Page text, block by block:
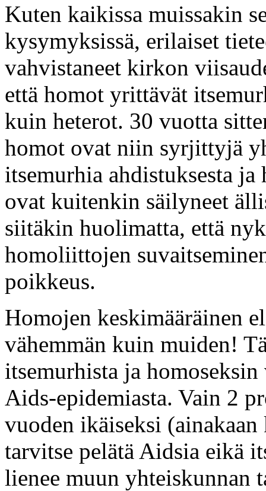
Kuten kaikissa muissakin
kysymyksissä, erilaiset
vahvistaneet kirkon
että homot yrittävät
kuin heterot. 30 vuotta
homot ovat niin syrjittyjä
itsemurhia ahdistuksesta
ovat kuitenkin säilyneet
siitäkin huolimatta, että
homoliittojen
poikkeus.
Homojen keskimääräinen
vähemmän kuin muiden!
itsemurhista ja
Aids-epidemiasta. Vain 2
vuoden ikäiseksi
tarvitse pelätä Aidsia eikä
lienee muun yhteiskunnan